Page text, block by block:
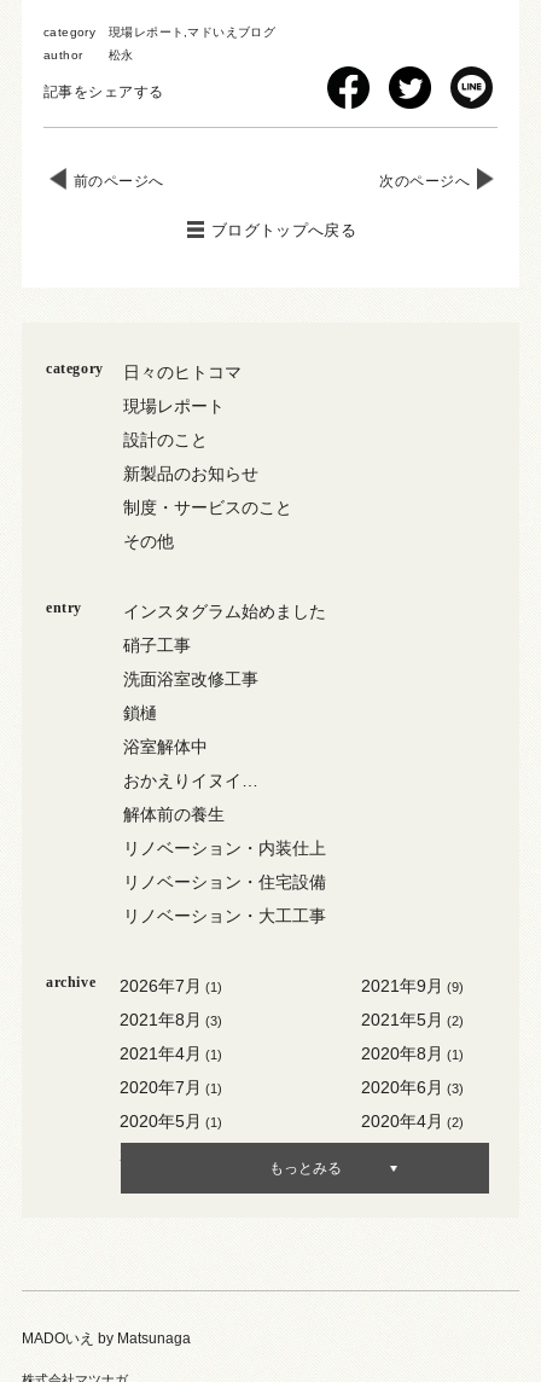
category 現場レポート ,マドいえブログ
author
松永
記事をシェアする
前のページへ 次のページへ
ブログトップへ戻る
category
日々のヒトコマ
現場レポート
設計のこと
新製品のお知らせ
制度・サービスのこと
その他
entry
インスタグラム始めました
硝子工事
洗面浴室改修工事
鎖樋
浴室解体中
おかえりイヌイ…
解体前の養生
リノベーション・内装仕上
リノベーション・住宅設備
リノベーション・大工工事
archive 2026年7月 (1) 2021年9月 (9)
2021年8月 (3) 2021年5月 (2)
2021年4月 (1) 2020年8月 (1)
2020年7月 (1) 2020年6月 (3)
2020年5月 (1) 2020年4月 (2)
もっとみる
MADOいえ by Matsunaga